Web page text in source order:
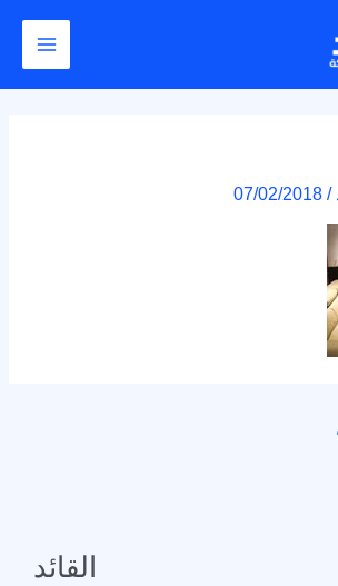
Main
/
07/02/2018
القائد